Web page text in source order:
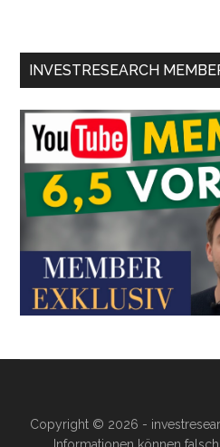
INVESTRESEARCH
Copyright © 2026 -
Informationen können